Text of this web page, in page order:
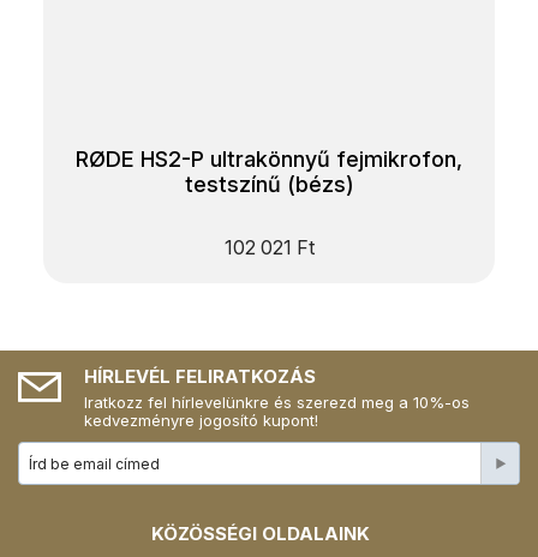
RØDE HS2-P ultrakönnyű fejmikrofon,
testszínű (bézs)
102 021 Ft
HÍRLEVÉL FELIRATKOZÁS
Iratkozz fel hírlevelünkre és szerezd meg a 10%-os
kedvezményre jogosító kupont!
KÖZÖSSÉGI OLDALAINK